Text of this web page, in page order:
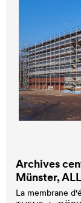
Archives
Münster, ALL
La membrane